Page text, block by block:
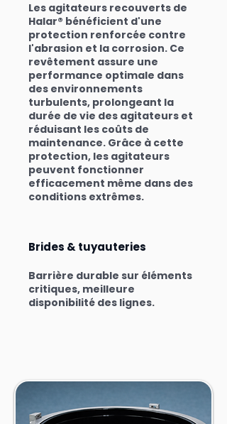
Les agitateurs recouverts de
Halar® bénéficient d'une
protection renforcée contre
l'abrasion et la corrosion. Ce
revêtement assure une
performance optimale dans
des environnements
turbulents, prolongeant la
durée de vie des agitateurs et
réduisant les coûts de
maintenance. Grâce à cette
protection, les agitateurs
peuvent fonctionner
efficacement même dans des
conditions extrêmes.
Brides & tuyauteries
Barrière durable sur éléments
critiques, meilleure
disponibilité des lignes.